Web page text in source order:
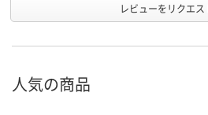
レビューをリクエス
人気の商品